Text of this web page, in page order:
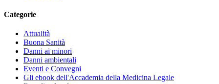
Categorie
Attualità
Buona Sanità
Danni ai minori
Danni ambientali
Eventi e Convegni
Gli ebook dell'Accademia della Medicina Legale